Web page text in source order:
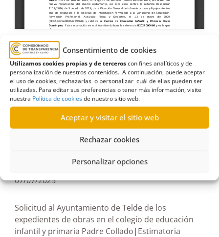
Consentimiento de cookies
Utilizamos cookies propias y de terceroscon fines analíticos y de
personalización de nuestros contenidos. A continuación, puede aceptar
el uso de cookies, rechazarlas o personalizar cuál de ellas pueden ser
utilizadas. Para editar sus preferencias o tener más información, visite
nuestra Política de cookiesde nuestro sitio web.
Aceptar y visitar el sitio web
Rechazar cookies
Personalizar opciones
Actividad Física,Arona,CEIP,consejería,
deportes,Educación, educación infantil,
Estimatoria parcial,expediente,Formación
profesional,obras,Óscar Domínguez,primaria
07/07/2025
Solicitud al Ayuntamiento de Telde de los
expedientes de obras en el colegio de educación
infantil y primaria Padre Collado|Estimatoria